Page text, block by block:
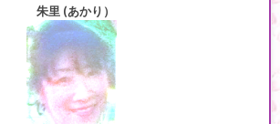
朱里 (あかり）